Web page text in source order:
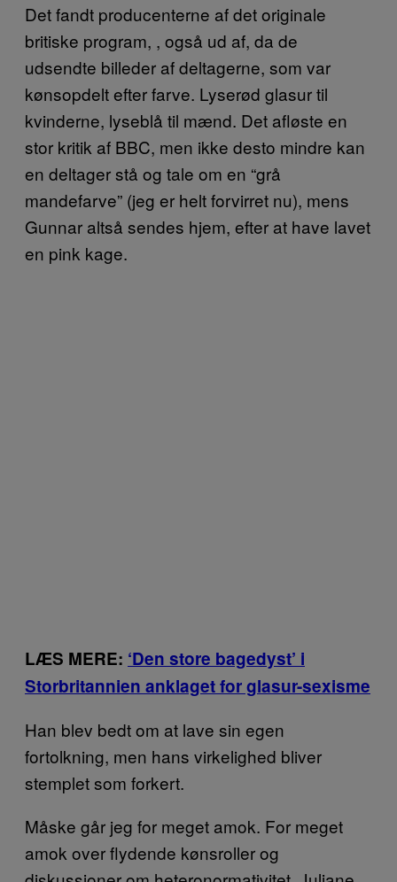
Det fandt producenterne af det originale
britiske program, , også ud af, da de
udsendte billeder af deltagerne, som var
kønsopdelt efter farve. Lyserød glasur til
kvinderne, lyseblå til mænd. Det afløste en
stor kritik af BBC, men ikke desto mindre kan
en deltager stå og tale om en “grå
mandefarve” (jeg er helt forvirret nu), mens
Gunnar altså sendes hjem, efter at have lavet
en pink kage.
LÆS MERE: ‘Den store bagedyst’ i
Storbritannien anklaget for glasur-sexisme
Han blev bedt om at lave sin egen
fortolkning, men hans virkelighed bliver
stemplet som forkert.
Måske går jeg for meget amok. For meget
amok over flydende kønsroller og